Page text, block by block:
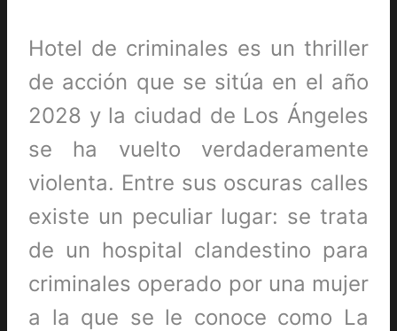
Hotel de criminales es un thriller
de acción que se sitúa en el año
2028 y la ciudad de Los Ángeles
se ha vuelto verdaderamente
violenta. Entre sus oscuras calles
existe un peculiar lugar: se trata
de un hospital clandestino para
criminales operado por una mujer
a la que se le conoce como La